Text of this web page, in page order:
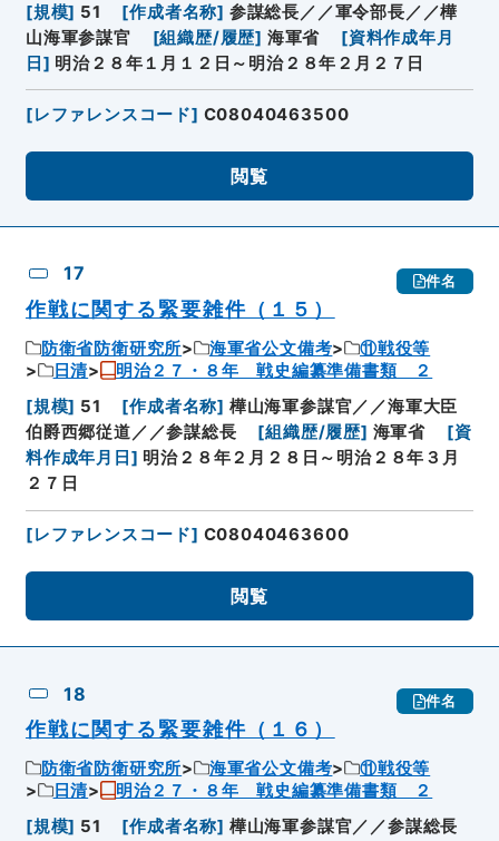
[規模] 51 [作成者名称] 参謀総長／／軍令部長／／樺
山海軍参謀官
[組織歴/履歴] 海軍省 [資料作成年月
日 ] 明治２８年１月１２日～明治２８年２月２７日
[レファレンスコード] C08040463500
閲覧
17 件名
作戦に関する緊要雑件（１５）
防衛省防衛研究所 海軍省公文備考
⑪戦役等
日清
明治２７・８年 戦史編纂準備書類 ２
[規模] 51 [作成者名称] 樺山海軍参謀官／／海軍大臣
伯爵西郷従道／／参謀総長
[組織歴/履歴] 海軍省 [資
料作成年月日 ] 明治２８年２月２８日～明治２８年３月
２７日
[レファレンスコード] C08040463600
閲覧
18 件名
作戦に関する緊要雑件（１６）
防衛省防衛研究所 海軍省公文備考
⑪戦役等
日清
明治２７・８年 戦史編纂準備書類 ２
[規模] 51 [作成者名称] 樺山海軍参謀官／／参謀総長